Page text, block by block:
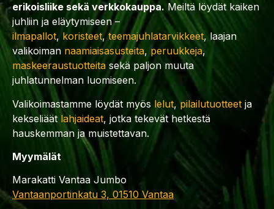
erikoisliike sekä verkkokauppa. Meiltä löydät kaiken
juhliin ja eläytymiseen –
ilmapallot, koristeet,teemajuhlatarvikkeet, laajan
valikoiman naamiaisasusteita, peruukkeja,
maskeeraustuotteita sekä paljon muuta
juhlatunnelman luomiseen.
Valikoimastamme löydät myös lelut,pilailutuotteet ja
kekseliäät lahjaideat, jotka tekevät hetkestä
hauskemman ja muistettavan.
Myymälät
Marakatti Vantaa Jumbo
Vantaanportinkatu 3, 01510 Vantaa